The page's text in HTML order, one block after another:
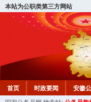
本站为公职类第三方网站
首页 时政要闻 安徽